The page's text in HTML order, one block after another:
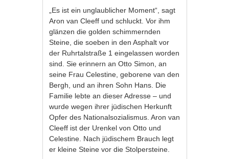
„Es ist ein unglaublicher Moment“, sagt
Aron van Cleeff und schluckt. Vor ihm
glänzen die golden schimmernden
Steine, die soeben in den Asphalt vor
der Ruhrtalstraße 1 eingelassen worden
sind. Sie erinnern an Otto Simon, an
seine Frau Celestine, geborene van den
Bergh, und an ihren Sohn Hans. Die
Familie lebte an dieser Adresse – und
wurde wegen ihrer jüdischen Herkunft
Opfer des Nationalsozialismus. Aron van
Cleeff ist der Urenkel von Otto und
Celestine. Nach jüdischem Brauch legt
er kleine Steine vor die Stolpersteine.